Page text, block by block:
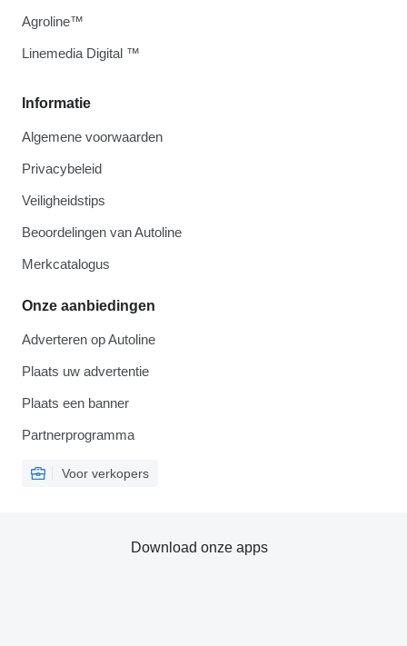
Informatie
Algemene voorwaarden
Privacybeleid
Veiligheidstips
Beoordelingen van Autoline
Merkcatalogus
Onze aanbiedingen
Adverteren op Autoline
Plaats uw advertentie
Plaats een banner
Partnerprogramma
Voor verkopers
Agroline™
Linemedia Digital ™
Download onze apps